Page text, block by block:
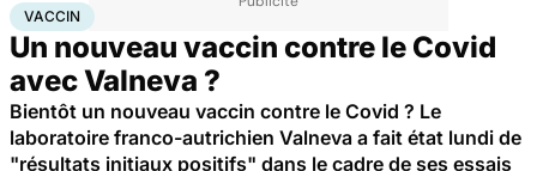
AccueilSanté Vaccin
VACCIN
Un nouveau vaccin contre le Covid
avec Valneva ?
Bientôt un nouveau vaccin contre le Covid ? Le
laboratoire franco-autrichien Valneva a fait état lundi de
"résultats initiaux positifs" dans le cadre de ses essais